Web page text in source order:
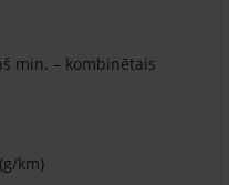
min. – kombinētais
km)